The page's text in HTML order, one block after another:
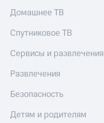
Домашнее ТВ
Спутниковое ТВ
Сервисы и развлечения
Развлечения
Безопасность
Детям и родителям